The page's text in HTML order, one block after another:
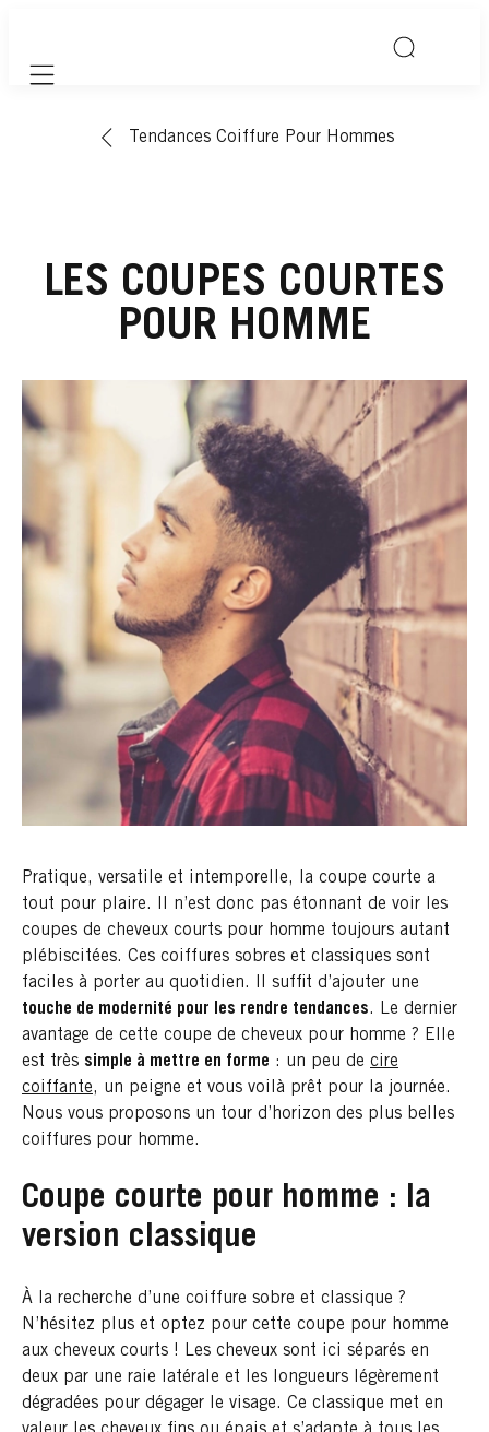
Mobile navigation
Tendances Coiffure Pour Hommes
LES COUPES COURTES
POUR HOMME
Pratique, versatile et intemporelle, la coupe courte a
tout pour plaire. Il n’est donc pas étonnant de voir les
coupes de cheveux courts pour homme toujours autant
plébiscitées. Ces coiffures sobres et classiques sont
faciles à porter au quotidien. Il suffit d’ajouter une
touche de modernité pour les rendre tendances. Le dernier
avantage de cette coupe de cheveux pour homme ? Elle
est très simple à mettre en forme : un peu de cire
coiffante, un peigne et vous voilà prêt pour la journée.
Nous vous proposons un tour d’horizon des plus belles
coiffures pour homme.
Coupe courte pour homme : la
version classique
À la recherche d’une coiffure sobre et classique ?
N’hésitez plus et optez pour cette coupe pour homme
aux cheveux courts ! Les cheveux sont ici séparés en
deux par une raie latérale et les longueurs légèrement
dégradées pour dégager le visage. Ce classique met en